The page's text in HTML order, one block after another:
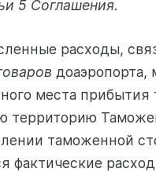
5 Соглашения.
расходы,
доаэропорта,
места прибытия
территорию
таможенной
фактические